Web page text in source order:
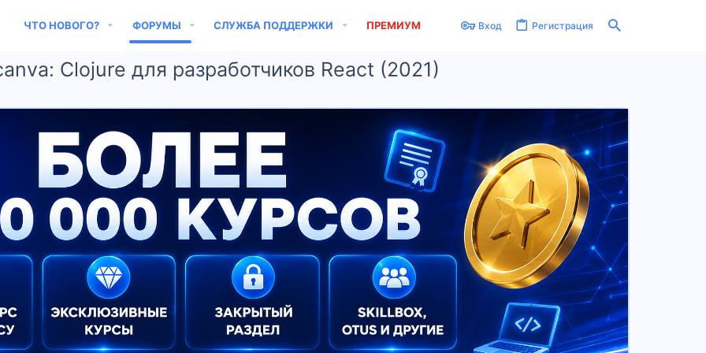
ЧТО НОВОГО? ФОРУМЫ СЛУЖБА ПОДДЕРЖКИ ПРЕМИУМ Вход Регистрация
Clojure для разработчиков React (2021)